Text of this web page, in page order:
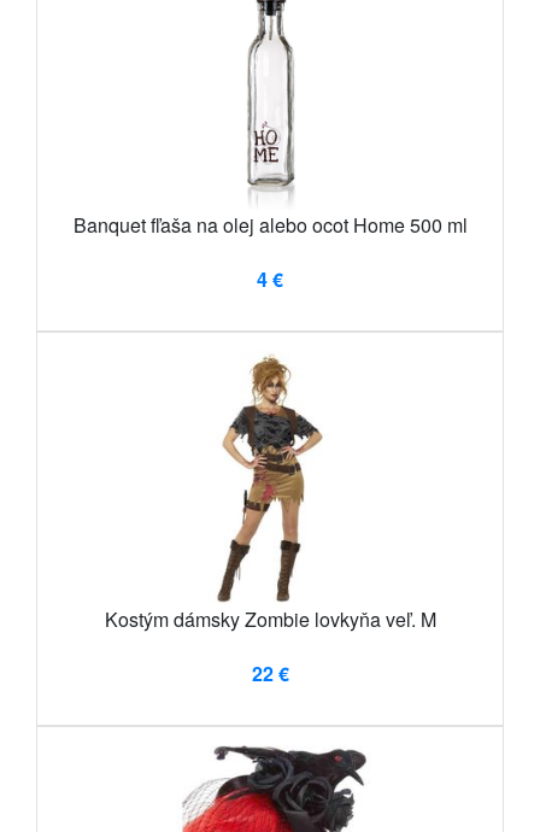
Banquet fľaša na olej alebo ocot Home 500 ml
4 €
Kostým dámsky Zombie lovkyňa veľ. M
22 €